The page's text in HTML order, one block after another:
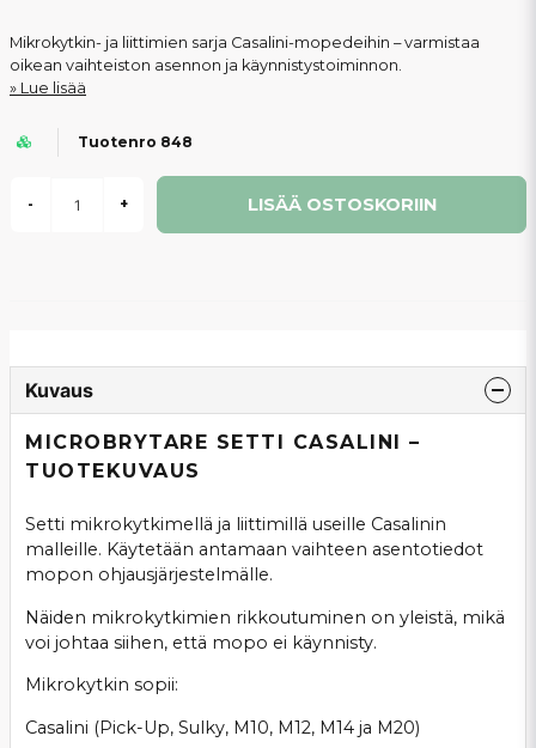
Mikrokytkin- ja liittimien sarja Casalini-mopedeihin – varmistaa
oikean vaihteiston asennon ja käynnistystoiminnon.
Lue lisää
Tuotenro 848
- + LISÄÄ OSTOSKORIIN
Kuvaus
MICROBRYTARE SETTI CASALINI –
TUOTEKUVAUS
Setti mikrokytkimellä ja liittimillä useille Casalinin
malleille. Käytetään antamaan vaihteen asentotiedot
mopon ohjausjärjestelmälle.
Näiden mikrokytkimien rikkoutuminen on yleistä, mikä
voi johtaa siihen, että mopo ei käynnisty.
Mikrokytkin sopii:
Casalini (Pick-Up, Sulky, M10, M12, M14 ja M20)